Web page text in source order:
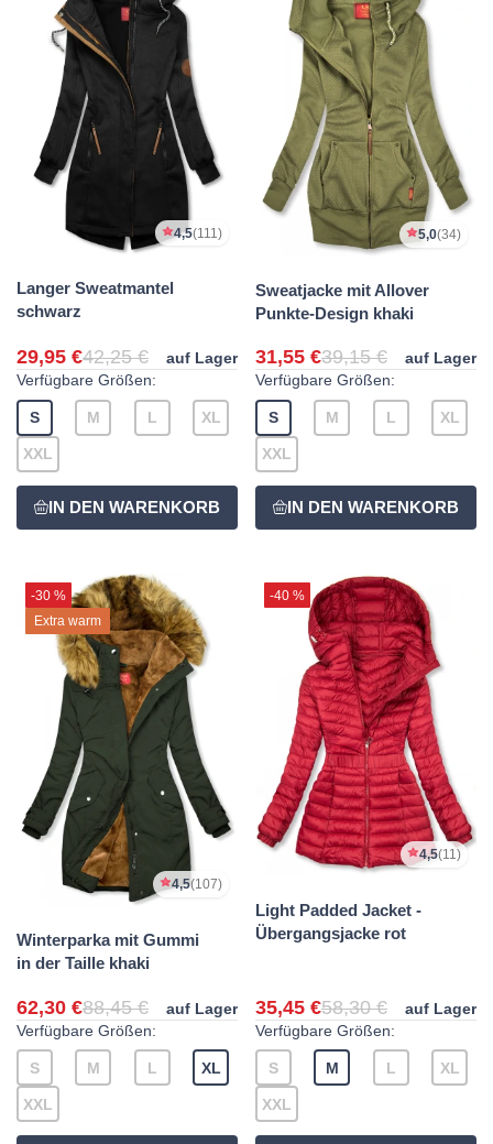
4,5(111)
Langer Sweatmantel
schwarz
29,95 €42,25 €
auf Lager
Verfügbare Größen:
S M L XL
XXL
5,0(34)
Sweatjacke mit Allover
Punkte-Design khaki
31,55 €39,15 €
auf Lager
Verfügbare Größen:
S M L XL
XXL
-30 %
Extra warm
4,5(107)
Winterparka mit Gummi
in der Taille khaki
62,30 €88,45 €
auf Lager
Verfügbare Größen:
S M L XL
XXL
-40 %
4,5(11)
Light Padded Jacket -
Übergangsjacke rot
35,45 €58,30 €
auf Lager
Verfügbare Größen:
S M L XL
XXL